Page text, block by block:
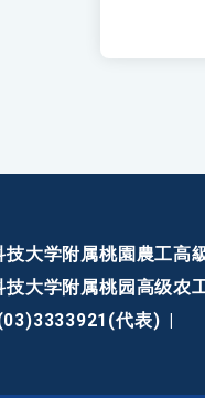
技大学附属桃園農工高
技大学附属桃园高级农
代表)